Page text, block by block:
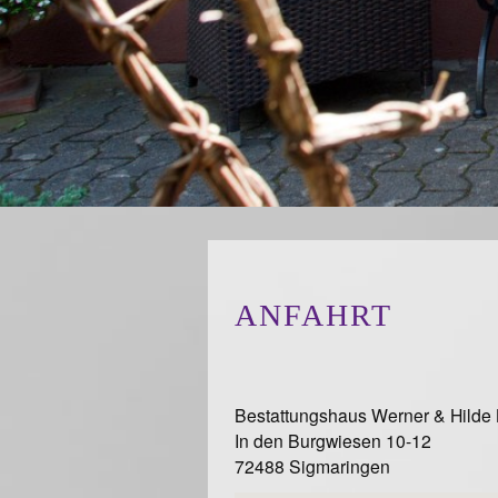
ANFAHRT
Bestattungshaus Werner & Hilde
In den Burgwiesen 10-12
72488 Sigmaringen